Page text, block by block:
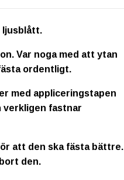
ljusblått.
Var noga med att ytan
ordentligt.
med appliceringstapen
verkligen fastnar
att den ska fästa bättre.
den.